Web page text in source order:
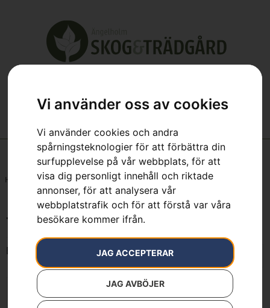
Vi använder oss av cookies
Vi använder cookies och andra
spårningsteknologier för att förbättra din
surfupplevelse på vår webbplats, för att
visa dig personligt innehåll och riktade
annonser, för att analysera vår
webbplatstrafik och för att förstå var våra
besökare kommer ifrån.
JAG ACCEPTERAR
JAG AVBÖJER
Hem 7333377451728
7333377451728
Endast ett sökresultat